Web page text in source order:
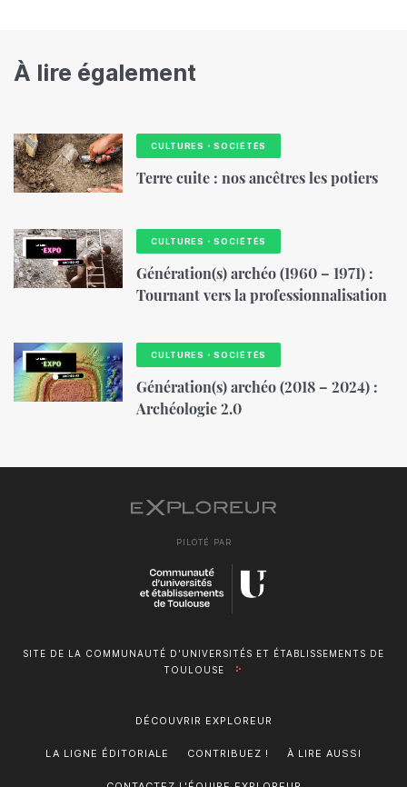
À lire également
CULTURES・SOCIÉTÉS
Terre cuite : nos ancêtres les potiers
CULTURES・SOCIÉTÉS
Génération(s) archéo (1960 – 1971) :
Tournant vers la professionnalisation
CULTURES・SOCIÉTÉS
Génération(s) archéo (2018 – 2024) :
Archéologie 2.0
PILOTÉ PAR
SITE DE LA COMMUNAUTÉ D'UNIVERSITÉS ET ÉTABLISSEMENTS DE
TOULOUSE
DÉCOUVRIR EXPLOREUR
LA LIGNE ÉDITORIALE CONTRIBUEZ ! À LIRE AUSSI